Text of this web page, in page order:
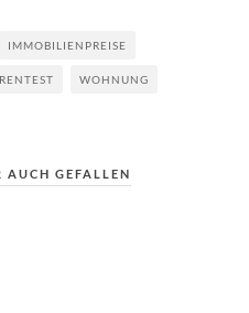
IMMOBILIENPREISE
WOHNUNG
GEFALLEN